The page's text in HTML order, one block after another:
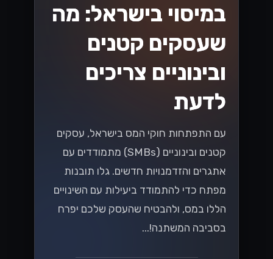
במיסוי בישראל: מה
שעסקים קטנים
ובינוניים צריכים
לדעת
עם התפתחות חוקי המס בישראל, עסקים
קטנים ובינוניים (SMBs) מתמודדים עם
אתגרים והזדמנויות חדשים. גלו תובנות
מפתח כדי להתמודד ביעילות עם השינויים
הללו במס, ולהבטיח שהעסק שלכם יפרח
בסביבה המשתנה!...